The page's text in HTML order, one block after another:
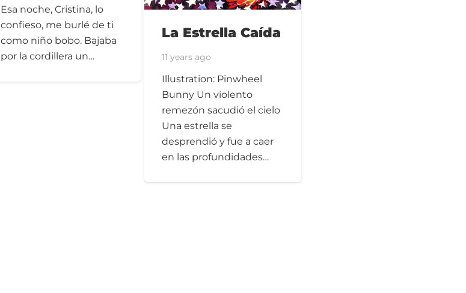
Esa noche, Cristina, lo
confieso, me burlé de ti
como niño bobo. Bajaba
por la cordillera un…
La Estrella Caída
11 years ago
Illustration: Pinwheel
Bunny Un violento
remezón sacudió el cielo
Una estrella se
desprendió y fue a caer
en las profundidades…